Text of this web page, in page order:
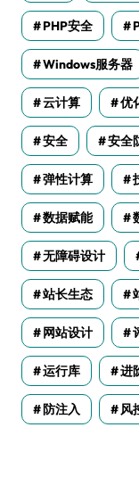
PHP安全
Windows服务器
云计算 优
安全 安全
弹性计算
数据赋能
无障碍设计
站长生态
网站设计
运行库 进
防注入 风